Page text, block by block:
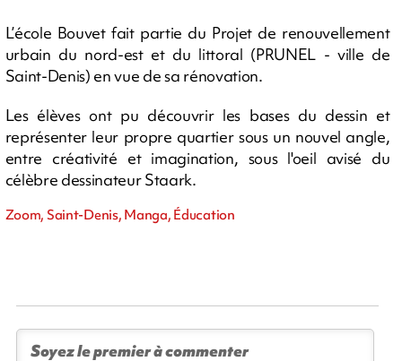
L’école Bouvet fait partie du Projet de renouvellement
urbain du nord-est et du littoral (PRUNEL - ville de
Saint-Denis) en vue de sa rénovation.
Les élèves ont pu découvrir les bases du dessin et
représenter leur propre quartier sous un nouvel angle,
entre créativité et imagination, sous l'oeil avisé du
célèbre dessinateur Staark.
Zoom, Saint-Denis, Manga, Éducation